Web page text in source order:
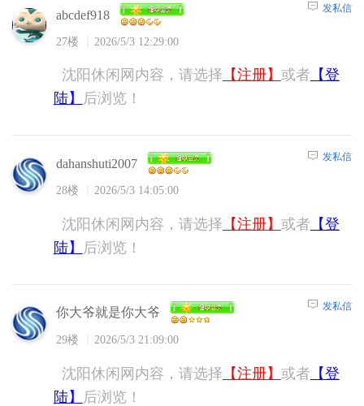
abcdef918
27楼 2026/5/3 12:29:00
发私信
沈阳休闲网内容，请选择 【注册】 或者 【登
陆】
后浏览！
dahanshuti2007
28楼 2026/5/3 14:05:00
发私信
沈阳休闲网内容，请选择 【注册】 或者 【登
陆】
后浏览！
你大爷就是你大爷
29楼 2026/5/3 21:09:00
发私信
沈阳休闲网内容，请选择 【注册】 或者 【登
陆】
后浏览！